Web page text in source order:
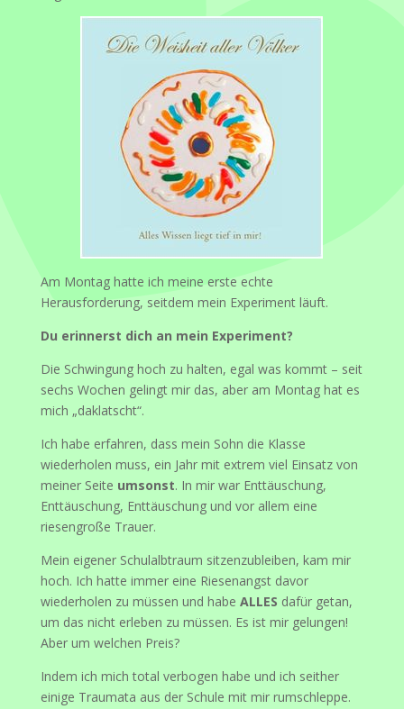
Am Montag hatte ich meine erste echte
Herausforderung, seitdem mein Experiment läuft.
Du erinnerst dich an mein Experiment?
Die Schwingung hoch zu halten, egal was kommt – seit
sechs Wochen gelingt mir das, aber am Montag hat es
mich „daklatscht“.
Ich habe erfahren, dass mein Sohn die Klasse
wiederholen muss, ein Jahr mit extrem viel Einsatz von
meiner Seite umsonst. In mir war Enttäuschung,
Enttäuschung, Enttäuschung und vor allem eine
riesengroße Trauer.
Mein eigener Schulalbtraum sitzenzubleiben, kam mir
hoch. Ich hatte immer eine Riesenangst davor
wiederholen zu müssen und habe ALLES dafür getan,
um das nicht erleben zu müssen. Es ist mir gelungen!
Aber um welchen Preis?
Indem ich mich total verbogen habe und ich seither
einige Traumata aus der Schule mit mir rumschleppe.